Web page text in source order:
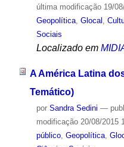
última modificação19/
Geopolítica, Glocal ,
Sociais
Localizado em
A América Latina
Temático)
por Sandra Sedini —
modificação20/08/2015
público, Geopolítica,